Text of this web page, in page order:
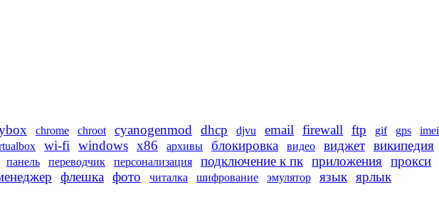
chrome chroot cyanogenmod dhcp djvu email firewall ftp gif gps imei
wi-fi windows x86 архивы блокировка видео виджет википедия
панель переводчик персонализация подключение к пк приложения прокси
флешка фото читалка шифрование эмулятор язык
ярлык